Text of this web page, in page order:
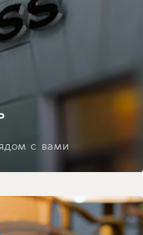
с вами